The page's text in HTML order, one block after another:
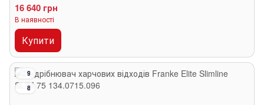
16 640 грн
В наявності
Купити
9
8